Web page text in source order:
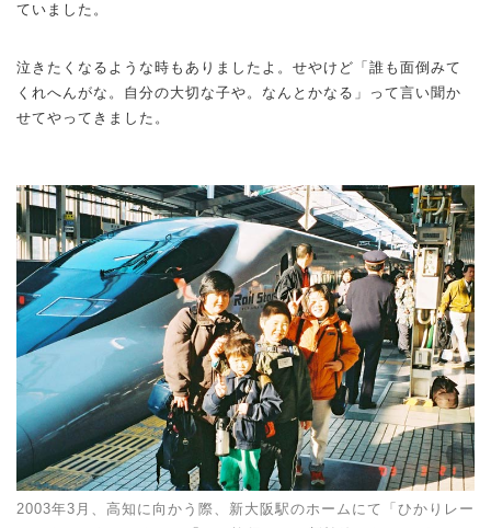
ていました。
泣きたくなるような時もありましたよ。せやけど「誰も面倒みて
くれへんがな。自分の大切な子や。なんとかなる」って言い聞か
せてやってきました。
2003年3月、高知に向かう際、新大阪駅のホームにて「ひかりレー